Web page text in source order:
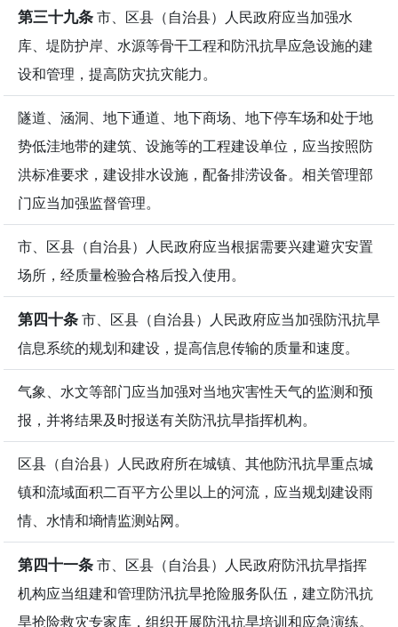
第三十九条市、区县（自治县）人民政府应当加强水
库、堤防护岸、水源等骨干工程和防汛抗旱应急设施的建
设和管理，提高防灾抗灾能力。
隧道、涵洞、地下通道、地下商场、地下停车场和处于地
势低洼地带的建筑、设施等的工程建设单位，应当按照防
洪标准要求，建设排水设施，配备排涝设备。相关管理部
门应当加强监督管理。
市、区县（自治县）人民政府应当根据需要兴建避灾安置
场所，经质量检验合格后投入使用。
第四十条市、区县（自治县）人民政府应当加强防汛抗旱
信息系统的规划和建设，提高信息传输的质量和速度。
气象、水文等部门应当加强对当地灾害性天气的监测和预
报，并将结果及时报送有关防汛抗旱指挥机构。
区县（自治县）人民政府所在城镇、其他防汛抗旱重点城
镇和流域面积二百平方公里以上的河流，应当规划建设雨
情、水情和墒情监测站网。
第四十一条市、区县（自治县）人民政府防汛抗旱指挥
机构应当组建和管理防汛抗旱抢险服务队伍，建立防汛抗
旱抢险救灾专家库，组织开展防汛抗旱培训和应急演练。